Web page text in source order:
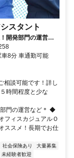
スタント
開発部門の運営な
赤穂線大多羅駅車8分 車通勤可能
相談可能です！詳し
時間程度と少な
門の運営など＊ ◆
フィスカジュアルＯ
ススメ！長期でお仕
社会保険あり
大量募集
未経験者歓迎